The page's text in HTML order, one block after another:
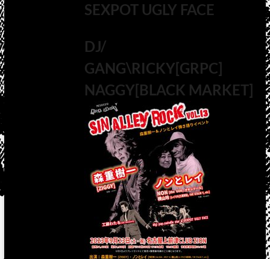
SEXPOT UGLY FACE
DJ/
GANG\RICKY[GRPC]
NAGGY[BLACK MARKET]